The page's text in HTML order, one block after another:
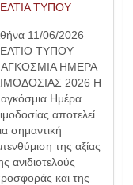
ΤΥΠΟΥ
11/06/2026
ΤΥΠΟΥ
ΗΜΕΡΑ
2026 Η
Ημέρα
αποτελεί
σημαντική
της αξίας
ανιδιοτελούς
και της